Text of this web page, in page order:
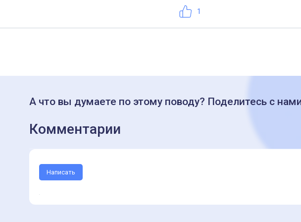
Нравится
1
А что вы думаете по этому поводу? Поделитесь с
Комментарии
Написать